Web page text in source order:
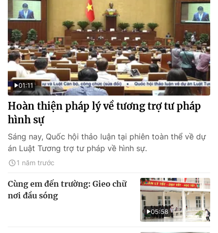
01:11
Hoàn thiện pháp lý về tương trợ tư pháp
hình sự
Sáng nay, Quốc hội thảo luận tại phiên toàn thể về dự
án Luật Tương trợ tư pháp về hình sự.
1 năm trước
05:58
Cùng em đến trường: Gieo chữ
nơi đầu sóng